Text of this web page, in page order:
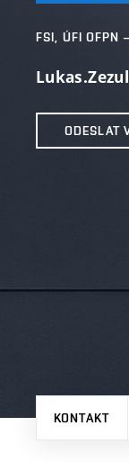
FSI, ÚFI OFPN
ODESLAT
KONTAKT